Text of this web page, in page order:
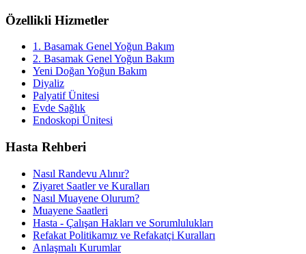
Özellikli Hizmetler
1. Basamak Genel Yoğun Bakım
2. Basamak Genel Yoğun Bakım
Yeni Doğan Yoğun Bakım
Diyaliz
Palyatif Ünitesi
Evde Sağlık
Endoskopi Ünitesi
Hasta Rehberi
Nasıl Randevu Alınır?
Ziyaret Saatler ve Kuralları
Nasıl Muayene Olurum?
Muayene Saatleri
Hasta - Çalışan Hakları ve Sorumlulukları
Refakat Politikamız ve Refakatçi Kuralları
Anlaşmalı Kurumlar